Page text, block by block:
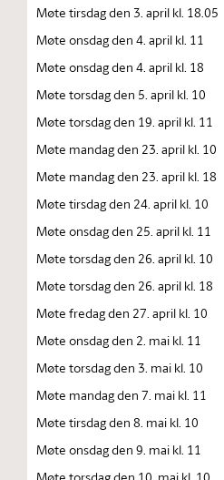
Møte tirsdag den 3. april kl. 18.05
Møte onsdag den 4. april kl. 11
Møte onsdag den 4. april kl. 18
Møte torsdag den 5. april kl. 10
Møte torsdag den 19. april kl. 11
Møte mandag den 23. april kl. 10
Møte mandag den 23. april kl. 18
Møte tirsdag den 24. april kl. 10
Møte onsdag den 25. april kl. 11
Møte torsdag den 26. april kl. 10
Møte torsdag den 26. april kl. 18
Møte fredag den 27. april kl. 10
Møte onsdag den 2. mai kl. 11
Møte torsdag den 3. mai kl. 10
Møte mandag den 7. mai kl. 11
Møte tirsdag den 8. mai kl. 10
Møte onsdag den 9. mai kl. 11